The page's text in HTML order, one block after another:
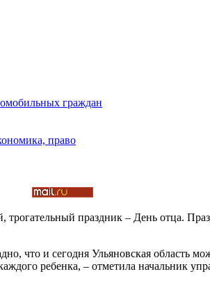
праздник – День отца.
что и сегодня Ульяновская область
ребенка, – отметила начальник